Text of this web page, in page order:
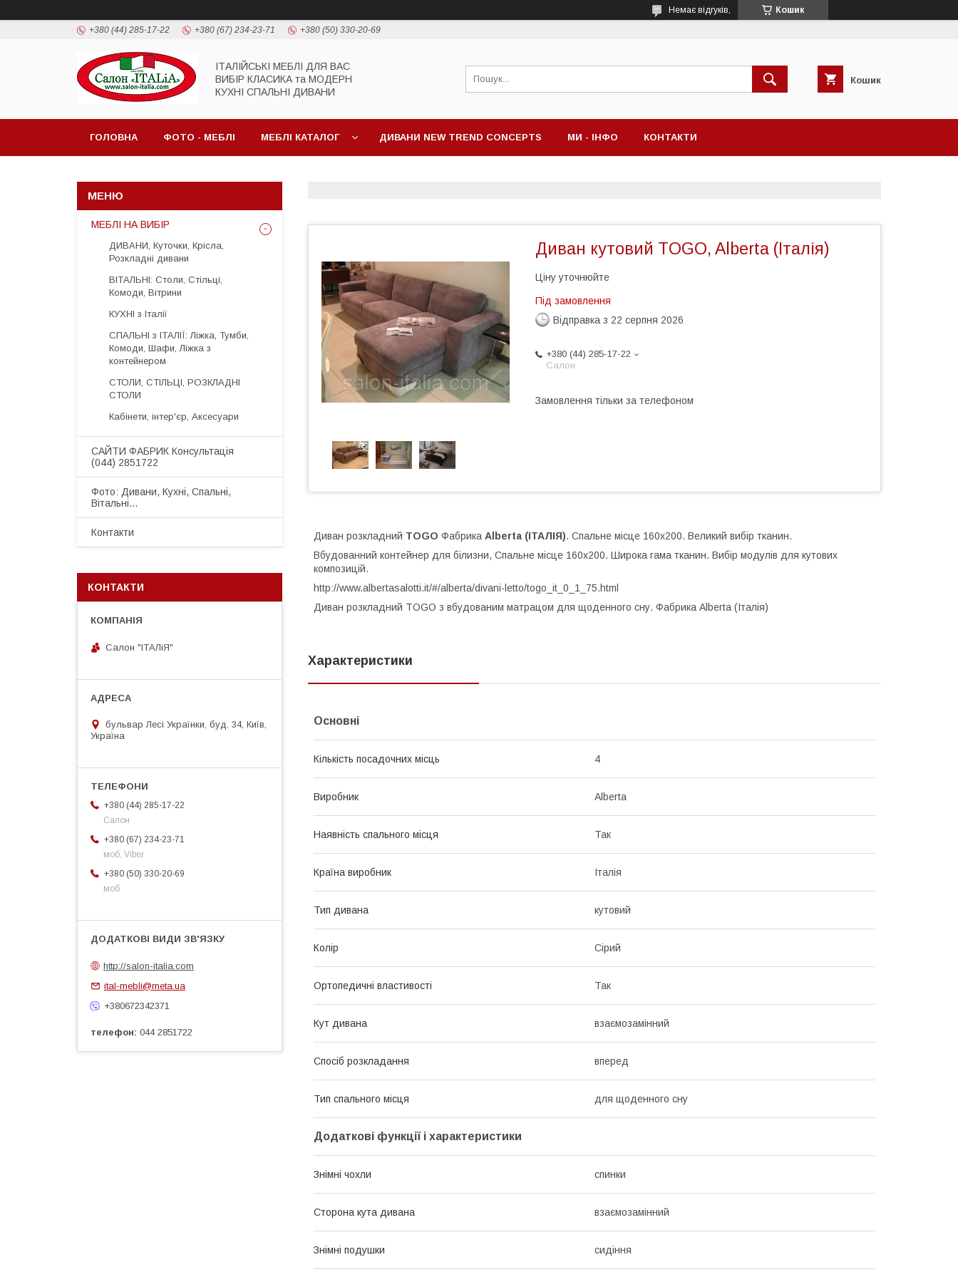
Кошик
Немає відгуків,
+380 (44) 285-17-22 +380 (67) 234-23-71 +380 (50) 330-20-69
ІТАЛІЙСЬКІ МЕБЛІ ДЛЯ ВАС
ВИБІР КЛАСИКА та МОДЕРН
КУХНІ СПАЛЬНІ ДИВАНИ
Кошик
ГОЛОВНА ФОТО - МЕБЛІ МЕБЛІ КАТАЛОГ ДИВАНИ NEW TREND CONCEPTS МИ - ІНФО КОНТАКТИ
Диван кутовий TOGO, Alberta (Італія)
Ціну уточнюйте
Під замовлення
Відправка з 22 серпня 2026
+380 (44) 285-17-22
Салон
Замовлення тільки за телефоном
Диван розкладний TOGO Фабрика Alberta (ІТАЛІЯ). Спальне місце 160х200. Великий вибір тканин.
Вбудованний контейнер для білизни, Спальне місце 160х200. Широка гама тканин. Вибір модулів для кутових
композицій.
http://www.albertasalotti.it/#/alberta/divani-letto/togo_it_0_1_75.html
Диван розкладний TOGO з вбудованим матрацом для щоденного сну. Фабрика Alberta (Італія)
Характеристики
Основні
Кількість посадочних місць 4
Виробник Alberta
Наявність спального місця Так
Країна виробник Італія
Тип дивана кутовий
Колір Сірий
Ортопедичні властивості Так
Кут дивана взаємозамінний
Спосіб розкладання вперед
Тип спального місця для щоденного сну
Додаткові функції і характеристики
Знімні чохли спинки
Сторона кута дивана взаємозамінний
Знімні подушки сидіння
МЕБЛІ НА ВИБІР
ДИВАНИ, Куточки, Крісла,
Розкладні дивани
ВІТАЛЬНІ: Столи, Стільці,
Комоди, Вітрини
КУХНІ з Італії
СПАЛЬНІ з ІТАЛІЇ: Ліжка, Тумби,
Комоди, Шафи, Ліжка з
контейнером
СТОЛИ, СТІЛЬЦІ, РОЗКЛАДНІ
СТОЛИ
Кабінети, інтер'єр, Аксесуари
САЙТИ ФАБРИК Консультація
(044) 2851722
Фото: Дивани, Кухні, Спальні,
Вітальні...
Контакти
КОНТАКТИ
Салон "ІТАЛіЯ"
бульвар Лесі Українки, буд. 34, Київ,
Україна
+380 (44) 285-17-22
Салон
+380 (67) 234-23-71
моб, Viber
+380 (50) 330-20-69
моб
http://salon-italia.com
ital-mebli@meta.ua
+380672342371
телефон 044 2851722